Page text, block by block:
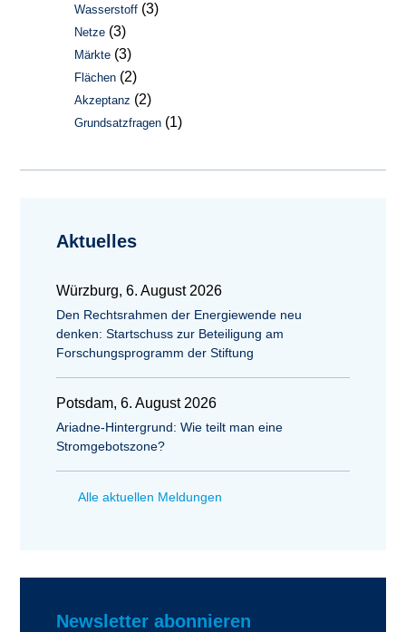
Wasserstoff (3)
Netze (3)
Märkte (3)
Flächen (2)
Akzeptanz (2)
Grundsatzfragen (1)
Aktuelles
Würzburg, 6. August 2026
Den Rechtsrahmen der Energiewende neu
denken: Startschuss zur Beteiligung am
Forschungsprogramm der Stiftung
Potsdam, 6. August 2026
Ariadne-Hintergrund: Wie teilt man eine
Stromgebotszone?
Alle aktuellen Meldungen
Newsletter abonnieren